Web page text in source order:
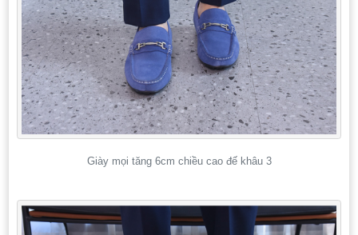
Giày mọi tăng 6cm chiều cao đế khâu 3